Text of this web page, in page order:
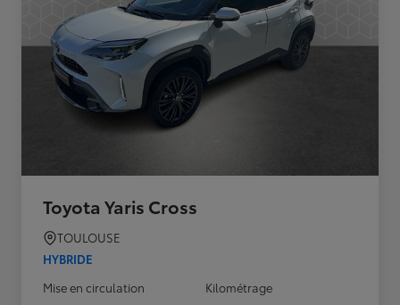
Toyota Yaris Cross
TOULOUSE
HYBRIDE
Mise en circulation
Kilométrage